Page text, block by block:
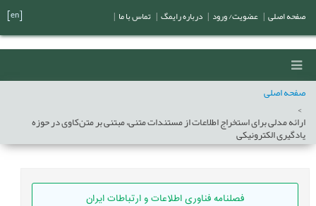
صفحه اصلی
ارائه مدلی برای استخراج اطلاعات از مستندات متنی، مبتنی بر متن‌کاوی در حوزه
یادگیری الکترونیکی
فصلنامه فناوری اطلاعات و ارتباطات ایران
صفحه اصلی عضویت/ ورود درباره رایمگ تماس با ما